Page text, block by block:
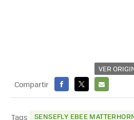
VER
Compartir
FACEBOOK
X
E-
MAIL
Tags SENSEFLY EBEE